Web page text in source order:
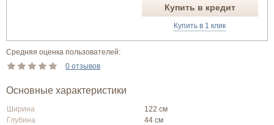
Купить в кредит
Купить в 1 клик
Средняя оценка пользователей:
0 отзывов
Основные характеристики
Ширина
122 см
Глубина
44 см